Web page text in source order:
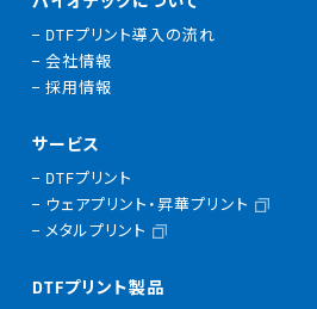
DTFプリント導入の流れ
会社情報
採用情報
サービス
DTFプリント
ウェアプリント・昇華プリント
メタルプリント
DTFプリント製品